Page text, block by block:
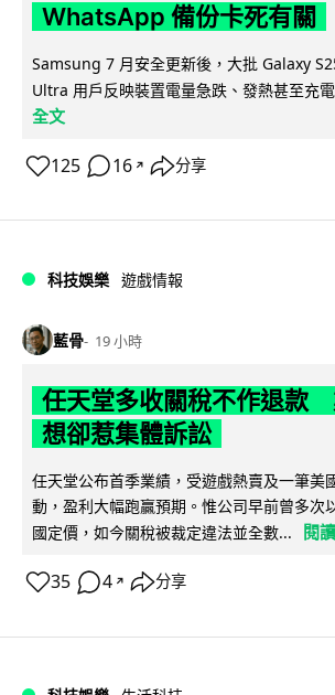
WhatsApp 備份卡死有關
Samsung 7 月安全更新後，大批 Galaxy
Ultra 用戶反映裝置電量急跌、發熱甚至充
全文
125 16 ↗ 分享
科技娛樂 遊戲情報
藍骨 19 小時
任天堂多收關稅不作退款
想卻惹集體訴訟
任天堂公布首季業績，受遊戲熱賣及一筆美
動，盈利大幅跑贏預期。惟公司早前曾多次
國定價，如今關稅被裁定違法並全數...
閱
35 4 ↗ 分享